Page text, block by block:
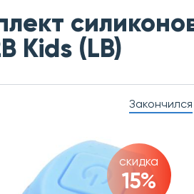
Kids (LB)
Закончился
скидка
15%